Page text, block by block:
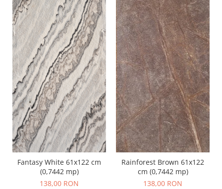
Fantasy White 61x122 cm
(0,7442 mp)
138,00 RON
Rainforest Brown 61x122
cm (0,7442 mp)
138,00 RON